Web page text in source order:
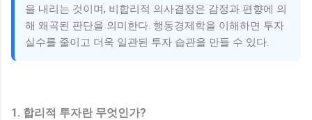
을 내리는 것이며, 비합리적 의사결정은 감정과 편향에 의
해 왜곡된 판단을 의미한다. 행동경제학을 이해하면 투자
실수를 줄이고 더욱 일관된 투자 습관을 만들 수 있다.
1. 합리적 투자란 무엇인가?